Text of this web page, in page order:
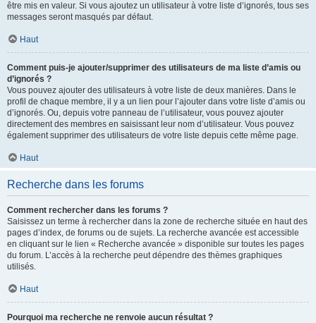
être mis en valeur. Si vous ajoutez un utilisateur à votre liste d’ignorés, tous ses
messages seront masqués par défaut.
Haut
Comment puis-je ajouter/supprimer des utilisateurs de ma liste d’amis ou
d’ignorés ?
Vous pouvez ajouter des utilisateurs à votre liste de deux manières. Dans le
profil de chaque membre, il y a un lien pour l’ajouter dans votre liste d’amis ou
d’ignorés. Ou, depuis votre panneau de l’utilisateur, vous pouvez ajouter
directement des membres en saisissant leur nom d’utilisateur. Vous pouvez
également supprimer des utilisateurs de votre liste depuis cette même page.
Haut
Recherche dans les forums
Comment rechercher dans les forums ?
Saisissez un terme à rechercher dans la zone de recherche située en haut des
pages d’index, de forums ou de sujets. La recherche avancée est accessible
en cliquant sur le lien « Recherche avancée » disponible sur toutes les pages
du forum. L’accès à la recherche peut dépendre des thèmes graphiques
utilisés.
Haut
Pourquoi ma recherche ne renvoie aucun résultat ?